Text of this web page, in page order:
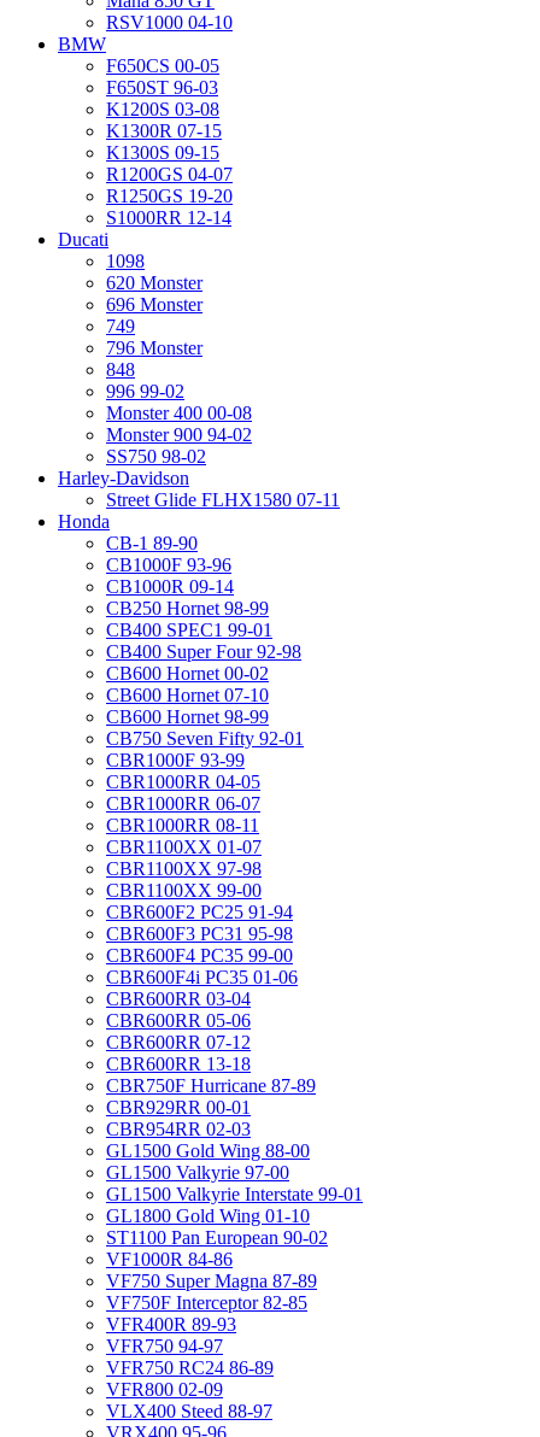
RSV1000 04-10
BMW
F650CS 00-05
F650ST 96-03
K1200S 03-08
K1300R 07-15
K1300S 09-15
R1200GS 04-07
R1250GS 19-20
S1000RR 12-14
Ducati
1098
620 Monster
696 Monster
749
796 Monster
848
996 99-02
Monster 400 00-08
Monster 900 94-02
SS750 98-02
Harley-Davidson
Street Glide FLHX1580 07-11
Honda
CB-1 89-90
CB1000F 93-96
CB1000R 09-14
CB250 Hornet 98-99
CB400 SPEC1 99-01
CB400 Super Four 92-98
CB600 Hornet 00-02
CB600 Hornet 07-10
CB600 Hornet 98-99
CB750 Seven Fifty 92-01
CBR1000F 93-99
CBR1000RR 04-05
CBR1000RR 06-07
CBR1000RR 08-11
CBR1100XX 01-07
CBR1100XX 97-98
CBR1100XX 99-00
CBR600F2 PC25 91-94
CBR600F3 PC31 95-98
CBR600F4 PC35 99-00
CBR600F4i PC35 01-06
CBR600RR 03-04
CBR600RR 05-06
CBR600RR 07-12
CBR600RR 13-18
CBR750F Hurricane 87-89
CBR929RR 00-01
CBR954RR 02-03
GL1500 Gold Wing 88-00
GL1500 Valkyrie 97-00
GL1500 Valkyrie Interstate 99-01
GL1800 Gold Wing 01-10
ST1100 Pan European 90-02
VF1000R 84-86
VF750 Super Magna 87-89
VF750F Interceptor 82-85
VFR400R 89-93
VFR750 94-97
VFR750 RC24 86-89
VFR800 02-09
VLX400 Steed 88-97